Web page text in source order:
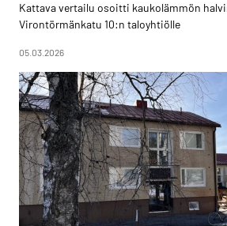
Kattava vertailu osoitti kaukolämmön
Virontörmänkatu 10:n taloyhtiölle
05.03.2026